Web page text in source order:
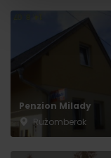
Penzion Milady
Ružomberok
Odchod